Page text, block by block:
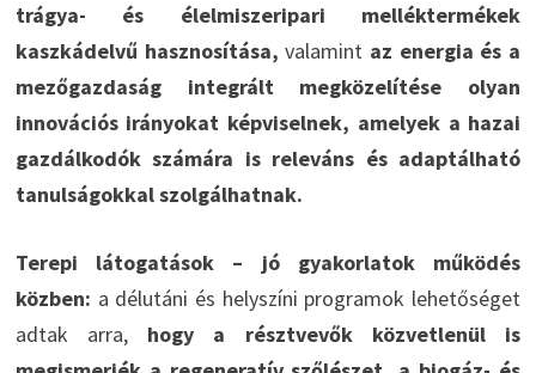
trágya- és élelmiszeripari melléktermékek
kaszkádelvű hasznosítása,valamint az energia és a
mezőgazdaság integrált megközelítése olyan
innovációs irányokat képviselnek, amelyek a hazai
gazdálkodók számára is releváns és adaptálható
tanulságokkal szolgálhatnak.
Terepi látogatások – jó gyakorlatok működés
közben: a délutáni és helyszíni programok lehetőséget
adtak arra, hogy a résztvevők közvetlenül is